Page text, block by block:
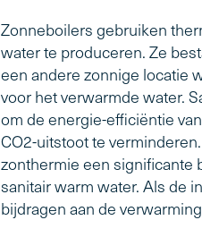
Zonneboilers gebruiken
water te produceren. Ze
een andere zonnige locatie
voor het verwarmde water.
om de energie-efficiëntie
CO2-uitstoot te
zonthermie een significante
sanitair warm water. Als de
bijdragen aan de